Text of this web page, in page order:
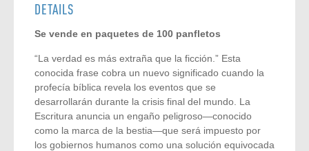
DETAILS
Se vende en paquetes de 100 panfletos
“La verdad es más extraña que la ficción.” Esta
conocida frase cobra un nuevo significado cuando la
profecía bíblica revela los eventos que se
desarrollarán durante la crisis final del mundo. La
Escritura anuncia un engaño peligroso—conocido
como la marca de la bestia—que será impuesto por
los gobiernos humanos como una solución equivocada